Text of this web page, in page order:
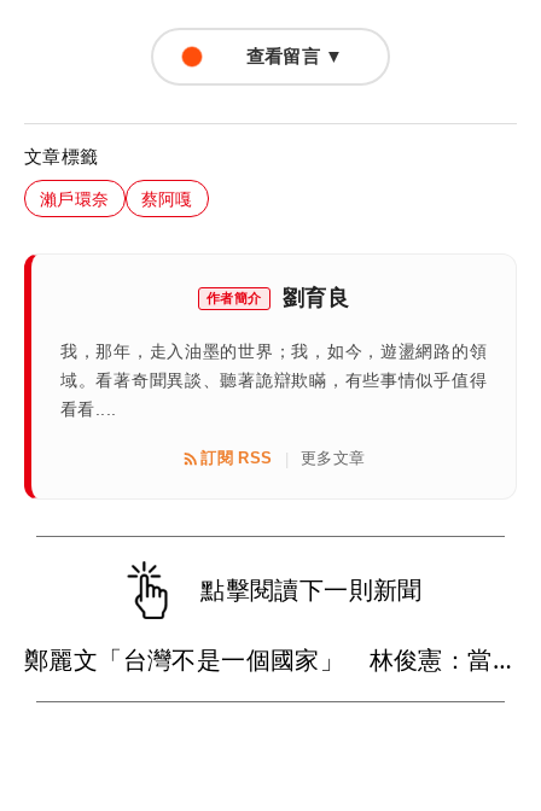
查看留言 ▼
文章標籤
瀨戶環奈 蔡阿嘎
作者簡介 劉育良
我，那年，走入油墨的世界；我，如今，遊盪網路的領
域。看著奇聞異談、聽著詭辯欺瞞，有些事情似乎值得
看看....
訂閱 RSS 更多文章
點擊閱讀下一則新聞
鄭麗文「台灣不是一個國家」 林俊憲：當年說要建國的鄭麗文去哪了